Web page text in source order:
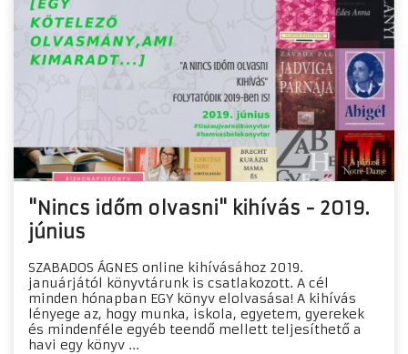
"Nincs időm olvasni" kihívás - 2019.
június
SZABADOS ÁGNES online kihívásához 2019.
januárjától könyvtárunk is csatlakozott. A cél
minden hónapban EGY könyv elolvasása! A kihívás
lényege az, hogy munka, iskola, egyetem, gyerekek
és mindenféle egyéb teendő mellett teljesíthető a
havi egy könyv ...